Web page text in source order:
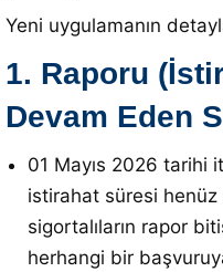
Yeni uygulamanın
1. Raporu
Devam Eden
01 Mayıs 2026 tarihi
istirahat süresi henüz
sigortalıların rapor
herhangi bir